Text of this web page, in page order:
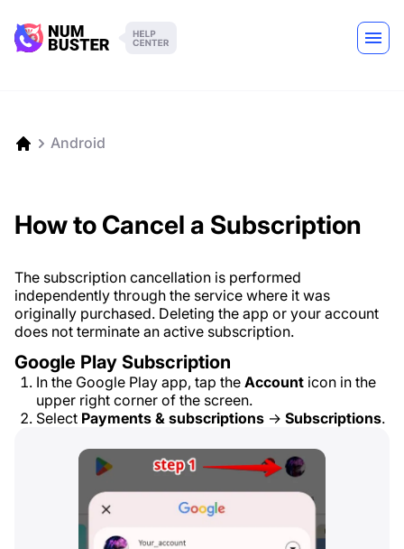
Android
How to Cancel a Subscription
The subscription cancellation is performed
independently through the service where it was
originally purchased. Deleting the app or your account
does not terminate an active subscription.
Google Play Subscription
In the Google Play app, tap the Account icon in the
upper right corner of the screen.
Select Payments & subscriptions → Subscriptions.